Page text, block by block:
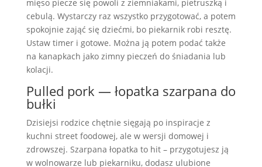
mięso piecze się powoli z ziemniakami, pietruszką i
cebulą. Wystarczy raz wszystko przygotować, a potem
spokojnie zająć się dziećmi, bo piekarnik robi resztę.
Ustaw timer i gotowe. Można ją potem podać także
na kanapkach jako zimny pieczeń do śniadania lub
kolacji.
Pulled pork — łopatka szarpana do
bułki
Dzisiejsi rodzice chętnie sięgają po inspiracje z
kuchni street foodowej, ale w wersji domowej i
zdrowszej. Szarpana łopatka to hit – przygotujesz ją
w wolnowarze lub piekarniku, dodasz ulubione